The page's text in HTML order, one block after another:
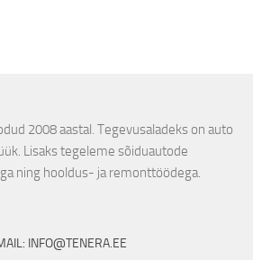
2008 aastal. Tegevusaladeks on auto
Lisaks tegeleme sõiduautode
ning hooldus- ja remonttöödega.
INFO@TENERA.EE